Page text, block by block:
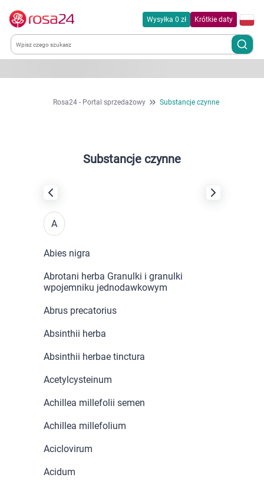
Wysyłka 0 zł Krótkie daty
Kategorie
Kobieta w ciąży i mama
Kosmetyki
Mężczyzna
Sprzęt medyczny
Rosa24 - Portal sprzedażowy Substancje czynne
Substancje czynne
A
Abies nigra
Abrotani herba Granulki i granulki
wpojemniku jednodawkowym
Abrus precatorius
Absinthii herba
Absinthii herbae tinctura
Acetylcysteinum
Achillea millefolii semen
Achillea millefolium
Aciclovirum
Acidum